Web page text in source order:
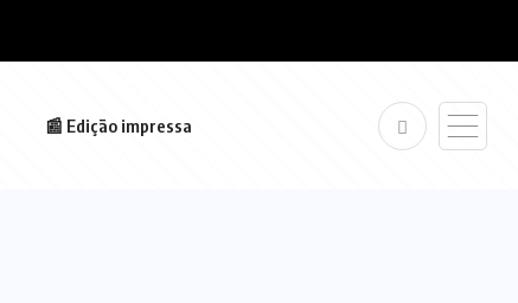
📰 Edição impressa